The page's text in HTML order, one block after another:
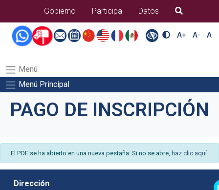
Gobierno Participa Datos B�squeda
A+ A- A
Menú
Menú Principal
PAGO DE INSCRIPCIÓN
El PDF se ha abierto en una nueva pestaña. Si no se abre, haz clic aquí.
Dirección